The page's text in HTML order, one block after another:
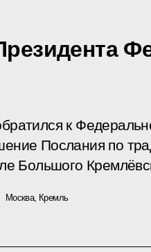
к
Послания по
Большого
Москва, Кремль